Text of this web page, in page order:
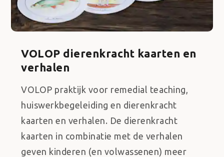
VOLOP dierenkracht kaarten en
verhalen
VOLOP praktijk voor remedial teaching,
huiswerkbegeleiding en dierenkracht
kaarten en verhalen. De dierenkracht
kaarten in combinatie met de verhalen
geven kinderen (en volwassenen) meer